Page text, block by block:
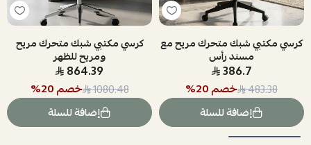
كرسي مكتبي شبك متحرك مريح مع
مسند رأس
386.7
483.38 خصم20
%
إضافة للسلة
كرسي مكتبي شبك متحرك مريح
ومريح للظهر
864.39
1080.48 خصم20
%
إضافة للسلة